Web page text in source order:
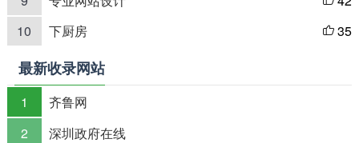
10
下厨房  35
最新收录网站
1
齐鲁网
2
深圳政府在线